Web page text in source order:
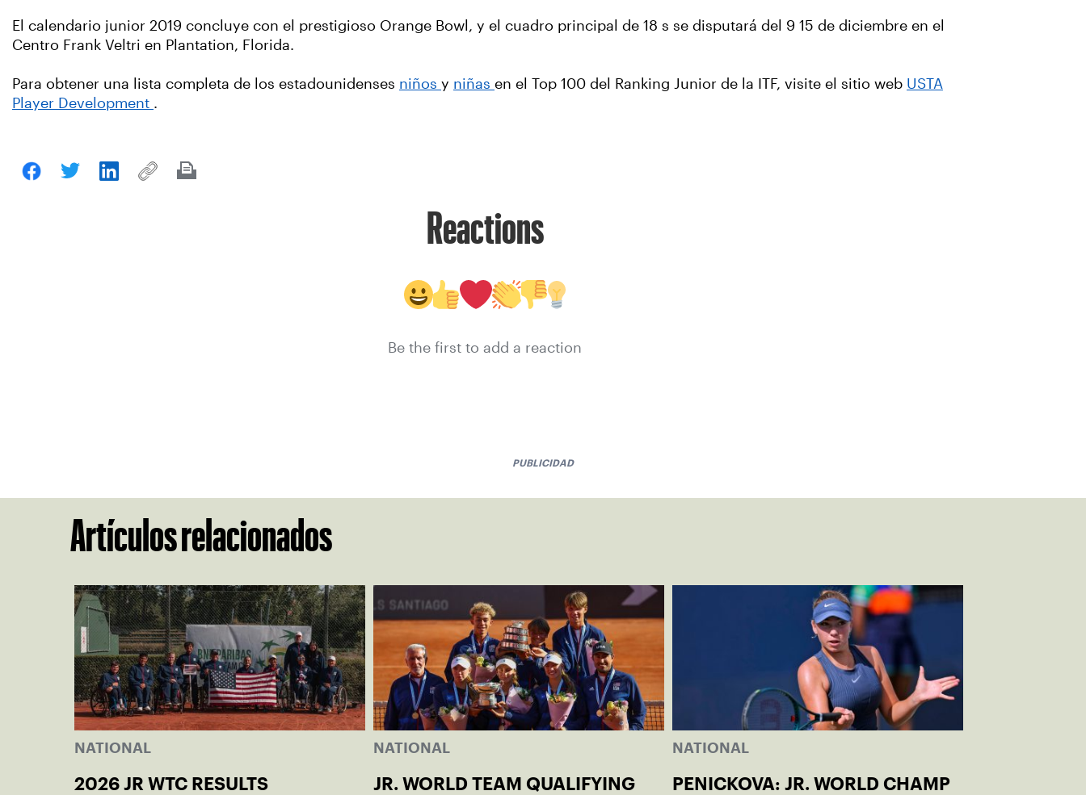
El calendario junior 2019 concluye con el prestigioso Orange Bowl, y el cuadro principal de 18 s se disputará del 9 15 de diciembre en el
Centro Frank Veltri en Plantation, Florida.
Para obtener una lista completa de los estadounidenses niños y niñas en el Top 100 del Ranking Junior de la ITF, visite el sitio web USTA
Player Development .
Reactions
Be the first to add a reaction
PUBLICIDAD
Artículos relacionados
NATIONAL
2026 JR WTC RESULTS
NATIONAL
JR. WORLD TEAM QUALIFYING
NATIONAL
PENICKOVA: JR. WORLD CHAMP